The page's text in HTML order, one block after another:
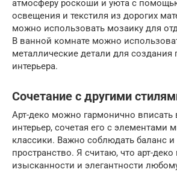
атмосферу роскоши и уюта с
освещения и текстиля из дорогих
можно использовать мозаику для
В ванной комнате можно
металлические детали для создания
интерьера.
Сочетание с другими
Арт-деко можно гармонично
интерьер, сочетая его с элементами
классики. Важно соблюдать баланс и
пространство. Я считаю, что арт-
изысканности и элегантности